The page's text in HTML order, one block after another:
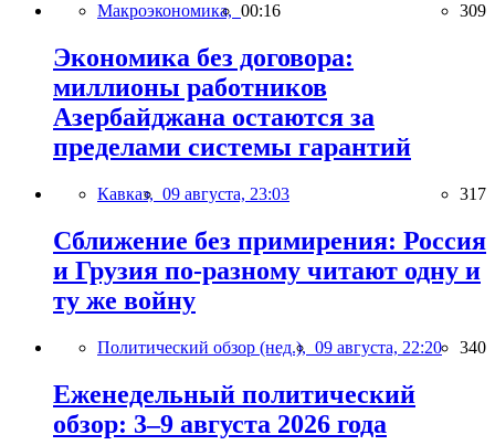
Макроэкономика, 00:16 309
Экономика без договора:
миллионы работников
Азербайджана остаются за
пределами системы гарантий
Кавказ, 09 августа, 23:03 317
Сближение без примирения: Россия
и Грузия по-разному читают одну и
ту же войну
Политический обзор (нед.), 09 августа, 22:20 340
Еженедельный политический
обзор: 3–9 августа 2026 года